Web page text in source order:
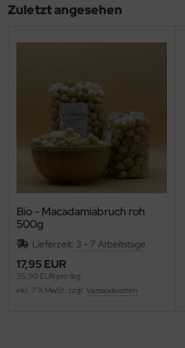
Zuletzt angesehen
Bio - Macadamiabruch roh
500g
Lieferzeit: 3 - 7 Arbeitstage
17,95 EUR
35,90 EUR pro 1kg
inkl. 7 % MwSt. zzgl. Versandkosten